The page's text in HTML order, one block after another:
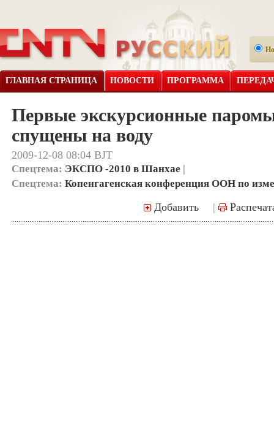
ГЛАВНАЯ СТРАНИЦА НОВОСТИ ПРОГРАММА
Первые экскурсионные
спущены на воду
2009-12-08 08:04 BJT
Спецтема: ЭКСПО -2010 в Шанхае |
Спецтема: Копенгагенская конференция ООН по
Добавить |